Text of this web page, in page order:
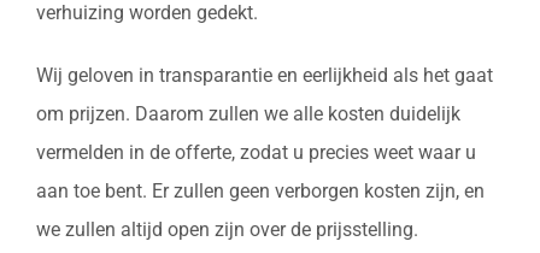
verhuizing worden gedekt.
Wij geloven in transparantie en eerlijkheid als het gaat
om prijzen. Daarom zullen we alle kosten duidelijk
vermelden in de offerte, zodat u precies weet waar u
aan toe bent. Er zullen geen verborgen kosten zijn, en
we zullen altijd open zijn over de prijsstelling.